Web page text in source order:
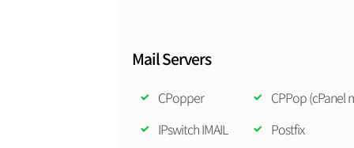
Mail Servers
CPopper
CPPop (cPanel
IPswitch IMAIL
Postfix